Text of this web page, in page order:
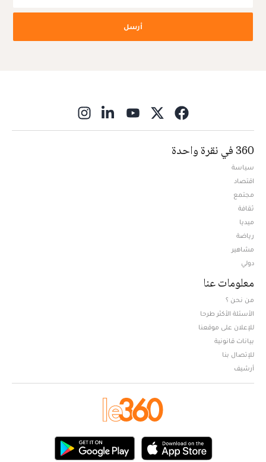
أرسل
360 في نقرة واحدة
سياسة
اقتصاد
مجتمع
ثقافة
ميديا
رياضة
مشاهير
دولي
معلومات عنا
من نحن ؟
الأسئلة الأكثر طرحا
للإعلان على موقعنا
بيانات قانونية
للإتصال بنا
أرشيف